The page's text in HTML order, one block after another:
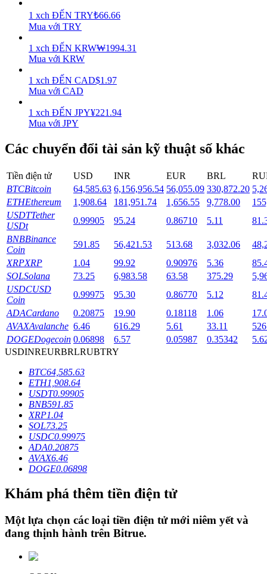
Staking
Lợi nhuận cao và truy cập ngay lập tức
Launchpool
Đặt cọc linh hoạt để kiếm được các token phổ biến.
Khóa BTR
Khoản vay
1 xch ĐẾN TRY₺66.66
Mua với TRY
1 xch ĐẾN KRW₩1994.31
Mua với KRW
1 xch ĐẾN CAD$1.97
Mua với CAD
1 xch ĐẾN JPY¥221.94
Mua với JPY
Các chuyển đổi tài sản kỹ thuật số khác
Tiền điện tử USD INR EUR BRL
BTCBitcoin 64,585.63 6,156,956.54 56,055.09 330,872.20
ETHEthereum 1,908.64 181,951.74 1,656.55 9,778.00
USDTTether
USDt
0.99905 95.24 0.86710 5.11
BNBBinance
Coin
591.85 56,421.53 513.68 3,032.06
XRPXRP 1.04 99.92 0.90976 5.36
SOLSolana 73.25 6,983.58 63.58 375.29
USDCUSD
Coin
0.99975 95.30 0.86770 5.12
ADACardano 0.20875 19.90 0.18118 1.06
AVAXAvalanche 6.46 616.29 5.61 33.11
DOGEDogecoin 0.06898 6.57 0.05987 0.35342
USDINREURBRLRUBTRY
BTC64,585.63
ETH1,908.64
USDT0.99905
BNB591.85
XRP1.04
SOL73.25
USDC0.99975
ADA0.20875
AVAX6.46
DOGE0.06898
Khám phá thêm tiền điện tử
Một lựa chọn các loại tiền điện tử mới niêm yết và
đang thịnh hành trên Bitrue.